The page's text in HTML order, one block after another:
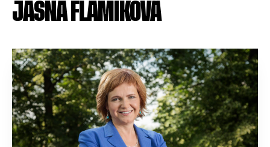
Přidejte se!
JASNA FLAMIKOVÁ